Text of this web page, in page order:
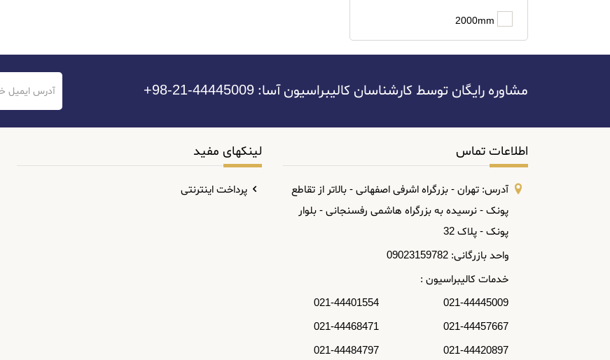
HIOKI
HUATECH MAGN...
kuoritsu
leica
lutrun
MASTECH
METREL
MITUTOYO
مشاوره رایگان توسط کارشناسان کالیبراسیون آسا: 44445009-21-98+
اطلاعات تماس
آدرس: تهران - بزرگراه اشرفی اصفهانی - بالاتر از تقاطع
پونک - نرسیده به بزرگراه هاشمی رفسنجانی - بلوار
پونک - پلاک 32
واحد بازرگانی: 09023159782
خدمات کالیبراسیون :
021-44445009 021-44401554
021-44457667 021-44468471
021-44420897 021-44484797
لینکهای مفید
پرداخت اینترنتی